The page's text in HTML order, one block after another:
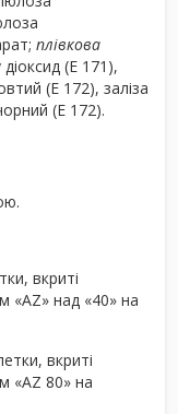
плівкова
діоксид (Е 171),
(Е 172), заліза
(Е 172).
вкриті
«AZ» над «40» на
вкриті
«AZ 80» на